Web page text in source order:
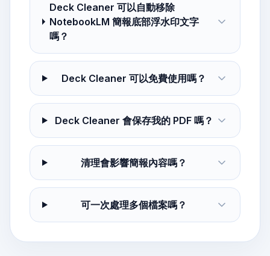
Deck Cleaner 可以自動移除
NotebookLM 簡報底部浮水印文字
嗎？
Deck Cleaner 可以免費使用嗎？
Deck Cleaner 會保存我的 PDF 嗎？
清理會影響簡報內容嗎？
可一次處理多個檔案嗎？